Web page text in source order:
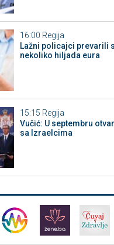
16:00 Regija
Lažni policajci prevarili
nekoliko hiljada eura
15:15 Regija
Vučić: U septembru
sa Izraelcima